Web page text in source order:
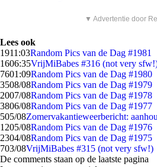
▼ Advertentie door
Lees ook
1911:03Random Pics van de Dag #1981
1606:35VrijMiBabes #316 (not very
7601:09Random Pics van de Dag #1980
3508/08Random Pics van de Dag #1979
2007/08Random Pics van de Dag #1978
3806/08Random Pics van de Dag #1977
505/08Zomervakantieweerbericht:
1205/08Random Pics van de Dag #1976
2304/08Random Pics van de Dag #1975
703/08VrijMiBabes #315 (not very sfw!)
De comments staan op de laatste pagina